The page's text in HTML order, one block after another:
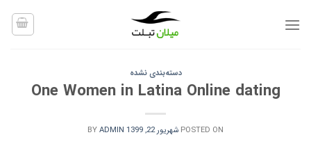
دسته‌بندی نشده
One Women in Latina Online dating
POSTED ON شهریور 22, 1399 BYADMIN